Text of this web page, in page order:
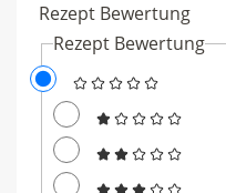
Rezept Bewertung
Rezept Bewertung